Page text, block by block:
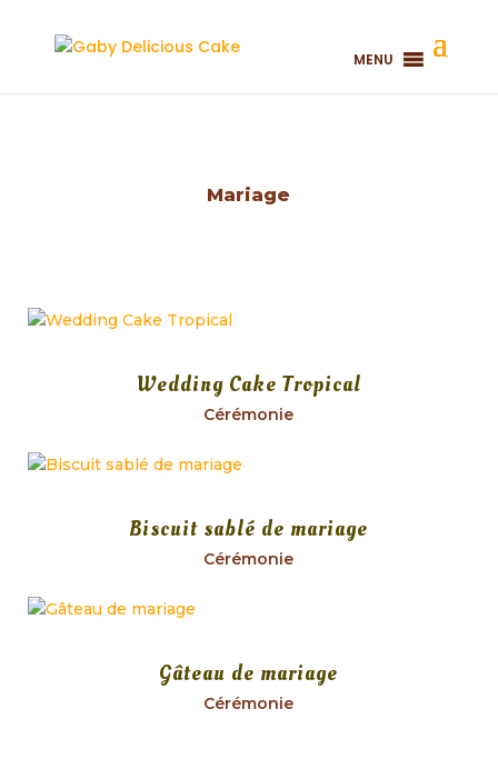
MENU
Mariage
Wedding Cake Tropical
Cérémonie
Biscuit sablé de mariage
Cérémonie
Gâteau de mariage
Cérémonie